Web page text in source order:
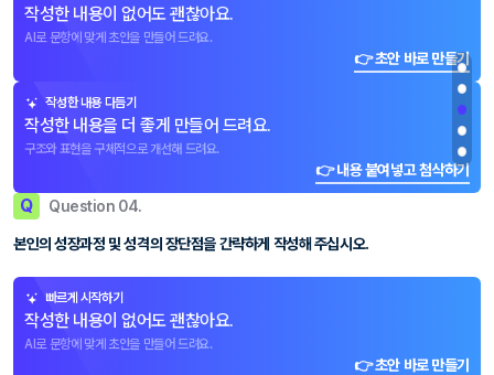
작성한 내용이 없어도 괜찮아요.
AI로 문항에 맞게 초안을 만들어 드려요.
👉 초안 바로 만들기
작성한 내용 다듬기
작성한 내용을 더 좋게 만들어 드려요.
구조와 표현을 구체적으로 개선해 드려요.
👉 내용 붙여넣고 첨삭하기
Q Question 04.
본인의 성장과정 및 성격의 장단점을 간략하게 작성해 주십시오.
빠르게 시작하기
작성한 내용이 없어도 괜찮아요.
AI로 문항에 맞게 초안을 만들어 드려요.
👉 초안 바로 만들기